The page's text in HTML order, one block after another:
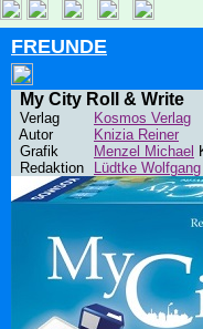
FREUNDE
My City Roll & Write
Verlag
Kosmos Verlag
Autor
Knizia Reiner
Grafik
Menzel Michael
Redaktion
Lüdtke Wolfgang